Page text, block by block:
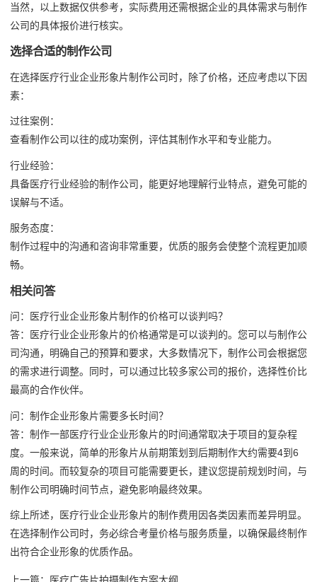
当然，以上数据仅供参考，实际费用还需根据企业的具体需求与制作
公司的具体报价进行核实。
选择合适的制作公司
在选择医疗行业企业形象片制作公司时，除了价格，还应考虑以下因
素：
过往案例：
查看制作公司以往的成功案例，评估其制作水平和专业能力。
行业经验：
具备医疗行业经验的制作公司，能更好地理解行业特点，避免可能的
误解与不适。
服务态度：
制作过程中的沟通和咨询非常重要，优质的服务会使整个流程更加顺
畅。
相关问答
问：医疗行业企业形象片制作的价格可以谈判吗？
答：医疗行业企业形象片的价格通常是可以谈判的。您可以与制作公
司沟通，明确自己的预算和要求，大多数情况下，制作公司会根据您
的需求进行调整。同时，可以通过比较多家公司的报价，选择性价比
最高的合作伙伴。
问：制作企业形象片需要多长时间？
答：制作一部医疗行业企业形象片的时间通常取决于项目的复杂程
度。一般来说，简单的形象片从前期策划到后期制作大约需要4到6
周的时间。而较复杂的项目可能需要更长，建议您提前规划时间，与
制作公司明确时间节点，避免影响最终效果。
综上所述，医疗行业企业形象片的制作费用因各类因素而差异明显。
在选择制作公司时，务必综合考量价格与服务质量，以确保最终制作
出符合企业形象的优质作品。